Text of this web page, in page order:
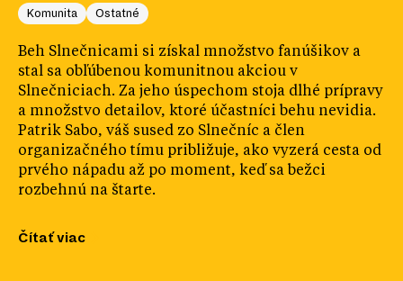
Komunita Ostatné
Beh Slnečnicami si získal množstvo fanúšikov a
stal sa obľúbenou komunitnou akciou v
Slnečniciach. Za jeho úspechom stoja dlhé prípravy
a množstvo detailov, ktoré účastníci behu nevidia.
Patrik Sabo, váš sused zo Slnečníc a člen
organizačného tímu približuje, ako vyzerá cesta od
prvého nápadu až po moment, keď sa bežci
rozbehnú na štarte.
Čítať viac